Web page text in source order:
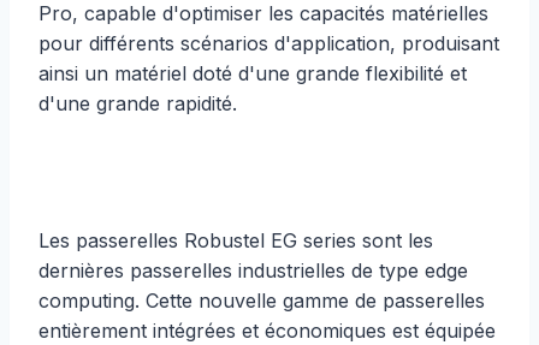
Pro, capable d'optimiser les capacités matérielles
pour différents scénarios d'application, produisant
ainsi un matériel doté d'une grande flexibilité et
d'une grande rapidité.
Les passerelles Robustel EG series sont les
dernières passerelles industrielles de type edge
computing. Cette nouvelle gamme de passerelles
entièrement intégrées et économiques est équipée